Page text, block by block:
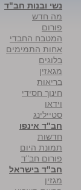
נשי ובנות חב"ד
מה חדש
פורום
המטבח החבדי
אחות התמימים
בלוגים
מגאזין
בריאות
חינוך חסידי
וידאו
סטיילינג
חב"ד אינפו
חדשות
תמונת היום
פורום חב"ד
חב"ד בישראל
מגזין